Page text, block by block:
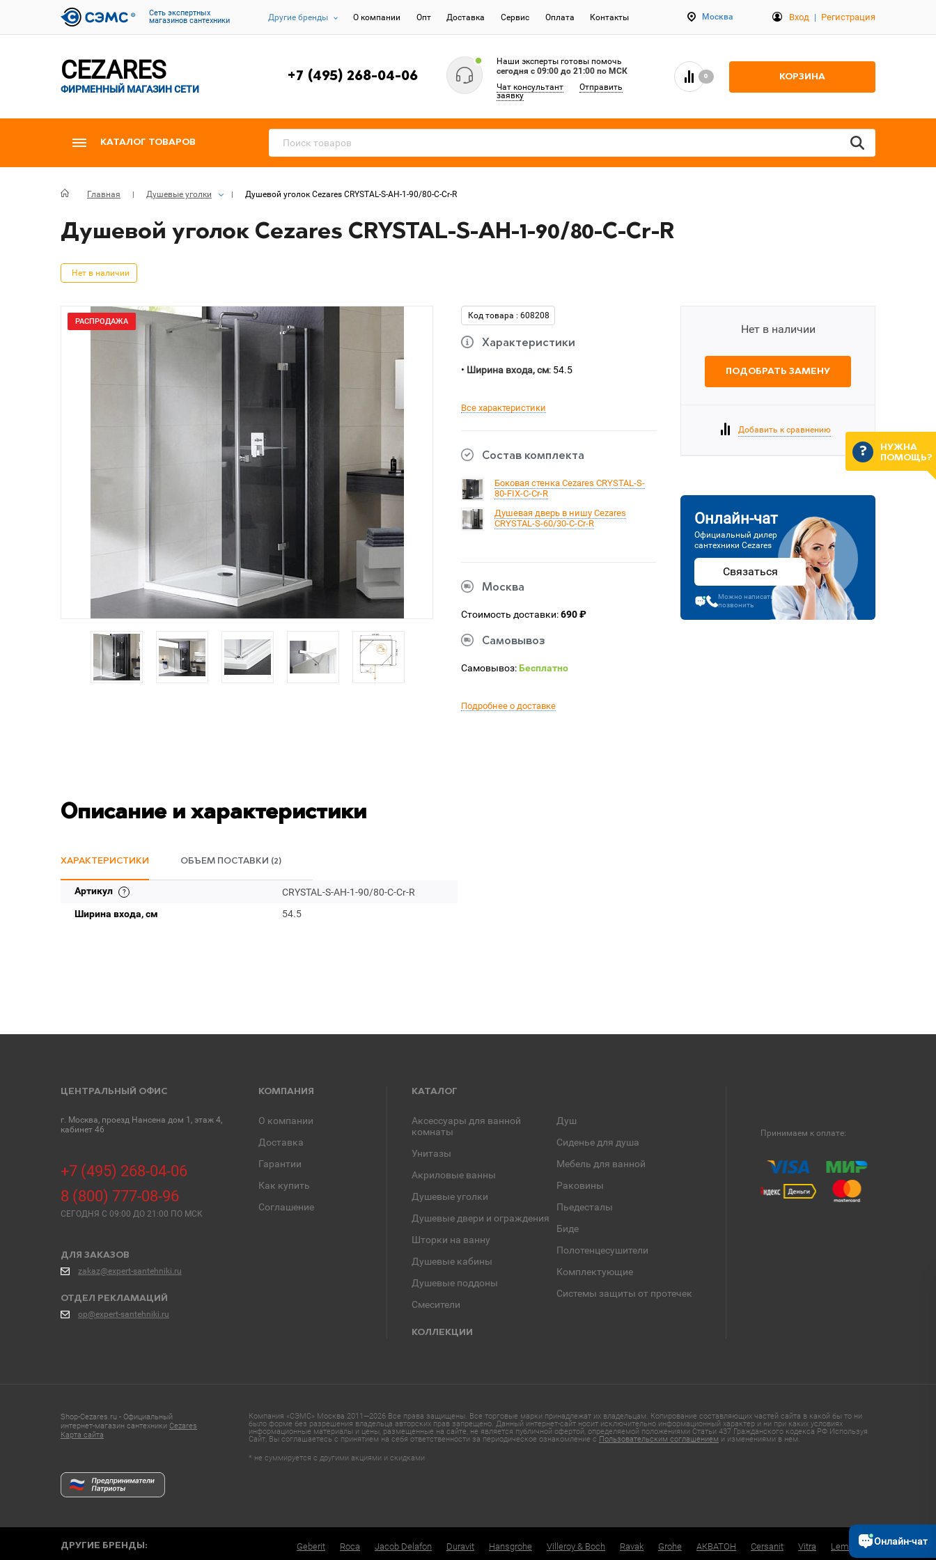
Cеть экспертных
магазинов сантехники
Другие бренды О компании Опт Доставка Сервис Оплата Контакты Москва Вход | Регистрация
CEZARES
ФИРМЕННЫЙ МАГАЗИН СЕТИ
+7 (495) 268-04-06
Наши эксперты готовы помочь
сегодня c 09:00 до 21:00 по МСК
Чат консультант
Отправить
заявку
0 КОРЗИНА
КАТАЛОГ ТОВАРОВ
Главная Душевые уголки Душевой уголок Cezares CRYSTAL-S-AH-1-90/80-C-Cr-R
Душевой уголок Cezares CRYSTAL-S-AH-1-90/80-C-Cr-R
Нет в наличии
РАСПРОДАЖА
Код товара : 608208
Характеристики
• Ширина входа, см: 54.5
Все характеристики
Состав комплекта
Боковая стенка Cezares CRYSTAL-S-
80-FIX-C-Cr-R
Душевая дверь в нишу Cezares
CRYSTAL-S-60/30-C-Cr-R
Москва
Стоимость доставки:690 ₽
Самовывоз
Самовывоз:Бесплатно
Подробнее о доставке
Нет в наличии
ПОДОБРАТЬ ЗАМЕНУ
Добавить к сравнению
Онлайн-чат
Официальный дилер
сантехники Cezares
Связаться
Можно написать или
позвонить
Описание и характеристики
ХАРАКТЕРИСТИКИ ОБЪЕМ ПОСТАВКИ (2)
Артикул
CRYSTAL-S-AH-1-90/80-C-Cr-R
Ширина входа, см
54.5
ЦЕНТРАЛЬНЫЙ ОФИС
г. Москва, проезд Нансена дом 1, этаж 4,
кабинет 46
+7 (495) 268-04-06
8 (800) 777-08-96
СЕГОДНЯ C 09:00 ДО 21:00 ПО МСК
ДЛЯ ЗАКАЗОВ
zakaz@expert-santehniki.ru
ОТДЕЛ РЕКЛАМАЦИЙ
op@expert-santehniki.ru
КОМПАНИЯ
О компании
Доставка
Гарантии
Как купить
Соглашение
КАТАЛОГ
Аксессуары для ванной
комнаты
Унитазы
Акриловые ванны
Душевые уголки
Душевые двери и ограждения
Шторки на ванну
Душевые кабины
Душевые поддоны
Смесители
Душ
Сиденье для душа
Мебель для ванной
Раковины
Пьедесталы
Биде
Полотенцесушители
Комплектующие
Системы защиты от протечек
КОЛЛЕКЦИИ
Принимаем к оплате:
Shop-Cezares.ru - Официальный
интернет-магазин сантехники Cezares
Карта сайта
Компания «СЭМС» Москва 2011—2026 Все права защищены. Все торговые марки принадлежат их владельцам. Копирование составляющих частей сайта в какой бы то ни
было форме без разрешения владельца авторских прав запрещено. Данный интернет-сайт носит исключительно информационный характер и ни при каких условиях
информационные материалы и цены, размещенные на сайте, не является публичной офертой, определяемой положениями Статьи 437 Гражданского кодекса РФ Используя
Сайт, Вы соглашаетесь с принятием на себя ответственности за периодическое ознакомление с Пользовательским соглашением и изменениями в нем.
* не суммируется с другими акциями и скидками
ДРУГИЕ БРЕНДЫ: Geberit Roca Jacob Delafon Duravit Hansgrohe Villeroy & Boch Ravak Grohe АКВАТОН Cersanit Vitra Lemark
НУЖНА
ПОМОЩЬ?
Онлайн-чат